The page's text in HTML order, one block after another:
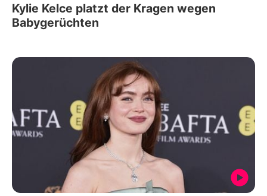
Kylie Kelce platzt der Kragen wegen
Babygerüchten